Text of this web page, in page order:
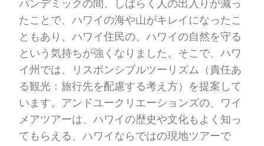
パンデミックの間、しばらく人の出入りが減っ
たことで、ハワイの海や山がキレイになったこ
ともあり、ハワイ住民の、ハワイの自然を守る
という気持ちが強くなりました。そこで、ハワ
イ州では、リスポンシブルツーリズム（責任あ
る観光：旅行先を配慮する考え方）を提案して
います。アンドユークリエーションズの、ワイ
メアツアーは、ハワイの歴史や文化もよく知っ
てもらえる、ハワイならではの現地ツアーで